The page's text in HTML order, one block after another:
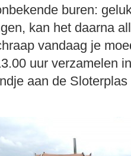
buren:
kan het daarna
vandaag je
uur verzamelen
aan de